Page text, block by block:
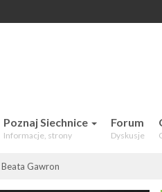
Poznaj Siechnice
Informacje, strony
Forum
Dyskusje
Gawron